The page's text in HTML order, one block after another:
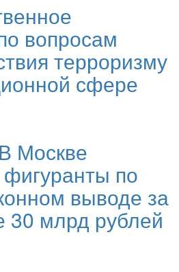
вопросам
терроризму
сфере
В Москве
по
выводе за
30 млрд рублей